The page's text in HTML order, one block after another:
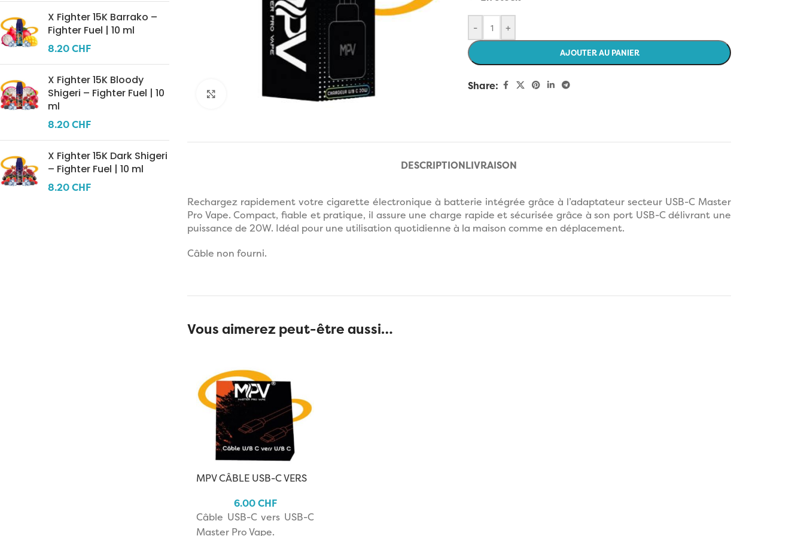
X Fighter 15K Barrako –
Fighter Fuel | 10 ml
8.20CHF
X Fighter 15K Bloody
Shigeri – Fighter Fuel | 10
ml
8.20CHF
X Fighter 15K Dark Shigeri
– Fighter Fuel | 10 ml
8.20CHF
Click to enlarge
- +
AJOUTER AU PANIER
Share:
DESCRIPTIONLIVRAISON
Rechargez rapidement votre cigarette électronique à batterie intégrée grâce à l’adaptateur secteur USB-C Master
Pro Vape. Compact, fiable et pratique, il assure une charge rapide et sécurisée grâce à son port USB-C délivrant une
puissance de 20W. Idéal pour une utilisation quotidienne à la maison comme en déplacement.
Câble non fourni.
Vous aimerez peut-être aussi…
MPV CÂBLE USB-C VERS
6.00CHF
Câble USB-C vers USB-C
Master Pro Vape.